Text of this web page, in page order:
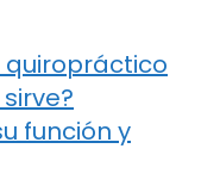
quiropráctico
función y